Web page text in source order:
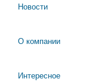
Новости
О компании
Интересное